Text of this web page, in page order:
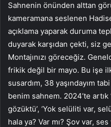
Sahnenin önünden alttan
kameramana seslenen
açıklama yaparak duruma
duyarak karşıdan çekti, siz
Montajınızı göreceğiz.
frikik değil bir mayo. Bu işe
susardım, 38 yaşındayım
benim sahnem. 2024’te artık
gözüktü’, ‘Yok selüliti var,
hala ya? Var mı? Şov var,